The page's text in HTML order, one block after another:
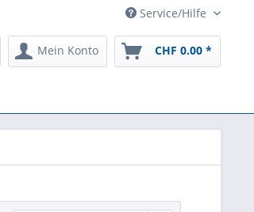
Service/Hilfe
Mein Konto CHF 0.00 *